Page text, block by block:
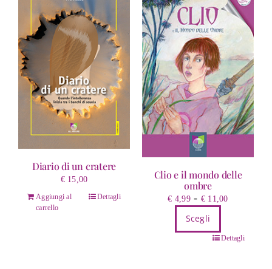
Diario di un cratere
€15,00
Aggiungi al
carrello
Dettagli
Clio e il mondo delle
ombre
€ 4,99 - € 11,00Fascia
da
Scegli
Dettagli